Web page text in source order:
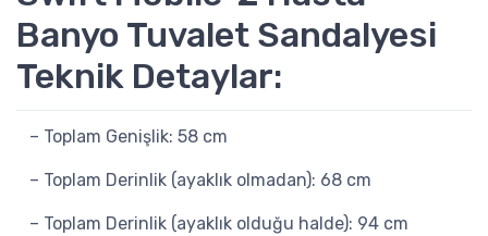
Banyo Tuvalet Sandalyesi
Teknik Detaylar:
– Toplam Genişlik: 58 cm
– Toplam Derinlik (ayaklık olmadan): 68 cm
– Toplam Derinlik (ayaklık olduğu halde): 94 cm